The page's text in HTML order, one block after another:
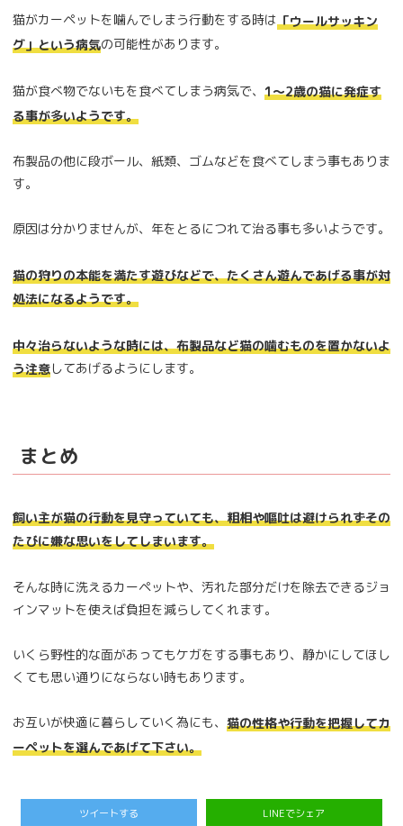
猫がカーペットを噛んでしまう行動をする時は「ウールサッキン
グ」という病気の可能性があります。
猫が食べ物でないもを食べてしまう病気で、 1〜2歳の猫に発症す
る事が多いようです。
布製品の他に段ボール、紙類、ゴムなどを食べてしまう事もありま
す。
原因は分かりませんが、年をとるにつれて治る事も多いようです。
猫の狩りの本能を満たす遊びなどで、たくさん遊んであげる事が対
処法になるようです。
中々治らないような時には、布製品など猫の噛むものを置かないよ
う注意してあげるようにします。
まとめ
飼い主が猫の行動を見守っていても、粗相や嘔吐は避けられずその
たびに嫌な思いをしてしまいます。
そんな時に洗えるカーペットや、汚れた部分だけを除去できるジョ
インマットを使えば負担を減らしてくれます。
いくら野性的な面があってもケガをする事もあり、静かにしてほし
くても思い通りにならない時もあります。
お互いが快適に暮らしていく為にも、 猫の性格や行動を把握してカ
ーペットを選んであげて下さい。
ツイートする LINEでシェア